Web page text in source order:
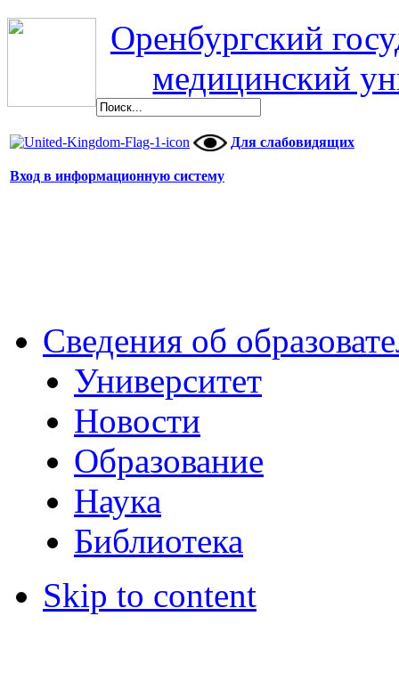
Оренбургский
медицинский
Для слабовидящих
Вход в информационную систему
Сведения об
Университет
Новости
Образование
Наука
Библиотека
Skip to content